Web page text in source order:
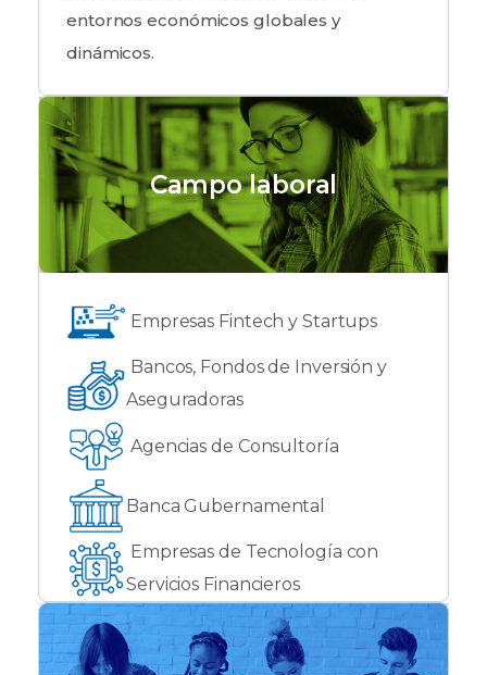
entornos económicos globales y
dinámicos.
Campo laboral
Empresas Fintech y Startups
Bancos, Fondos de Inversión y
Aseguradoras
Agencias de Consultoría
Banca Gubernamental
Empresas de Tecnología con
Servicios Financieros